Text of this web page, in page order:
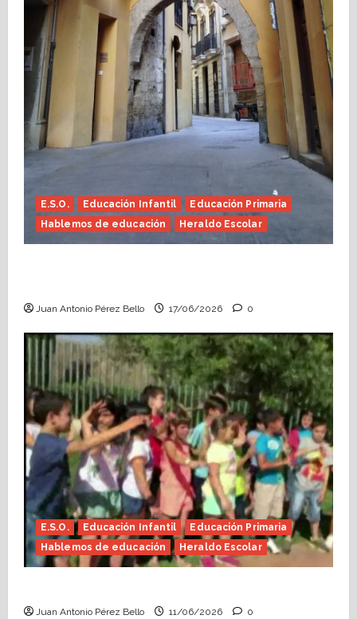
E.S.O. Educación Infantil
Educación Primaria
Hablemos de educación
Heraldo Escolar
Juan Antonio Pérez Bello 17/06/2026 0
E.S.O. Educación Infantil
Educación Primaria
Hablemos de educación
Heraldo Escolar
Juan Antonio Pérez Bello 11/06/2026 0